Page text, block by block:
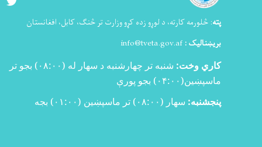
پته: څلورمه کارته، د لوړو زده کړو وزارت تر څنګ، کابل، افغانستان
بریښنالیک : info@tveta.gov.af
کاري وخت: شنبه تر چهارشنبه د سهار له (۰۸:۰۰)
بجو تر
ماسپښین(۰۴:۰۰)
بجو پورې
پنجشنبه: سهار (۰۸:۰۰) تر ماسپښین (۰۱:۰۰) بجه